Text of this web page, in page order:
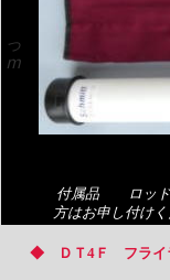
っ
ｍ
付属品 ロッド
方はお申し付けく
◆ ＤＴ4Ｆ フラ